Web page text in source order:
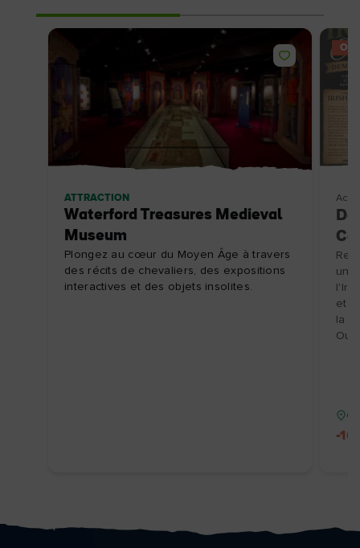
ATTRACTION
Waterford Treasures Medieval
Museum
Plongez au cœur du Moyen Âge à travers
des récits de chevaliers, des expositions
interactives et des objets insolites.
une
et
la
-10